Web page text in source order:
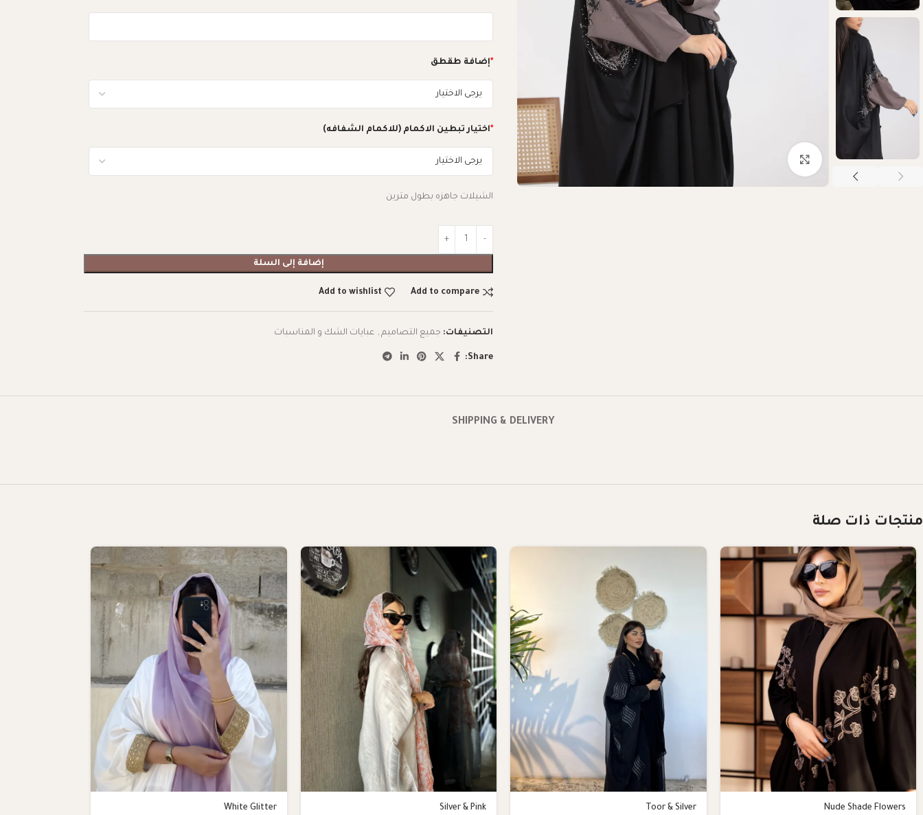
Click to enlarge
*إضافة طقطق
*اختيار تبطين الاكمام (للاكمام الشفافه)
الشيلات جاهزه بطول مترين
إضافة إلى السلة
Add to compare
Add to wishlist
التصنيفات: جميع التصاميم , عبايات الشك و المناسبات
Share:
SHIPPING & DELIVERY
منتجات ذات صلة
Nude Shade Flowers
Toor & Silver
Silver & Pink
White Glitter